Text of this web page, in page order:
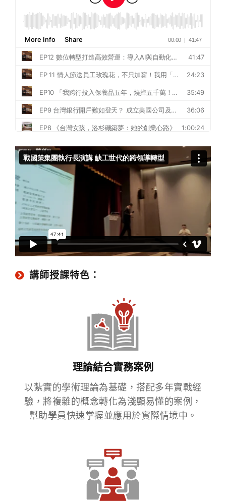
講師授課特色：
理論結合實務案例
以紮實的學術理論為基礎，搭配多年實戰經
驗，將複雜的概念轉化為淺顯易懂的案例，
幫助學員快速掌握並應用於實際情境中。